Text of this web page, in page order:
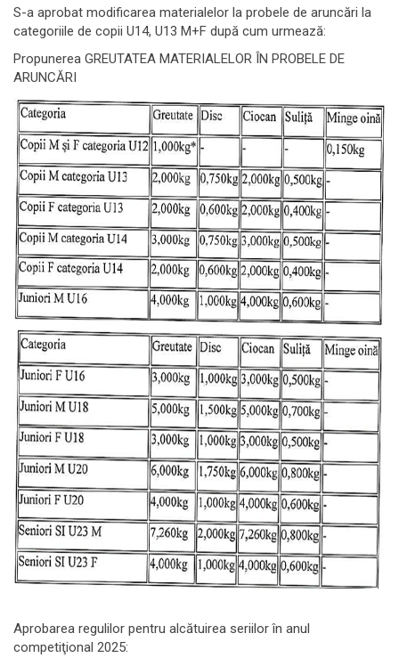
S-a aprobat modificarea materialelor la probele de aruncări la
categoriile de copii U14, U13 M+F după cum urmează:
Propunerea GREUTATEA MATERIALELOR ÎN PROBELE DE
ARUNCĂRI
Aprobarea regulilor pentru alcătuirea seriilor în anul
competiţional 2025: